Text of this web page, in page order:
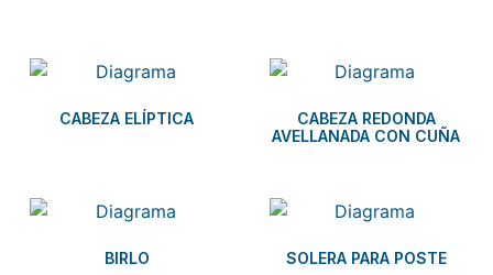
CABEZA ELÍPTICA
CABEZA REDONDA
AVELLANADA CON CUÑA
BIRLO SOLERA PARA POSTE